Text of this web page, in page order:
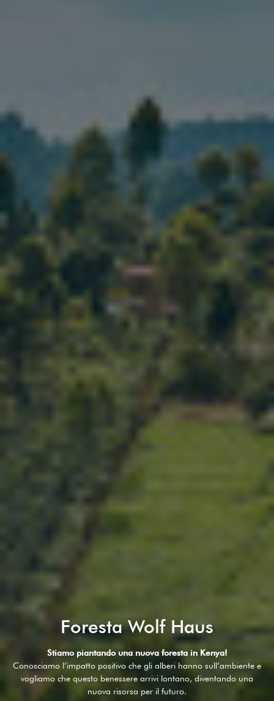
Foresta Wolf Haus
Stiamo piantando una nuova foresta in Kenya!
Conosciamo l’impatto positivo che gli alberi hanno sull’ambiente e
vogliamo che questo benessere arrivi lontano, diventando una
nuova risorsa per il futuro.